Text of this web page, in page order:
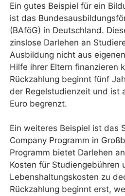
Ein gutes Beispiel für ein
ist das
(BAföG) in Deutschland.
zinslose Darlehen an
Ausbildung nicht aus
Hilfe ihrer Eltern finanzieren
Rückzahlung beginnt fünf
der Regelstudienzeit und ist
Euro begrenzt.
Ein weiteres Beispiel ist das
Company Programm in
Programm bietet Darlehen
Kosten für Studiengebühren
Lebenshaltungskosten zu
Rückzahlung beginnt erst,